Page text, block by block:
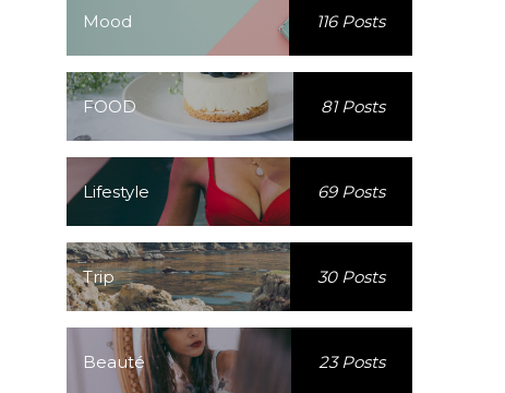
Mood 116 Posts
FOOD 81 Posts
Lifestyle 69 Posts
Trip 30 Posts
Beauté 23 Posts